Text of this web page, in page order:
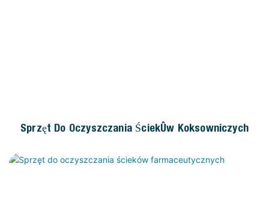
Sprzęt Do Oczyszczania Ścieków Koksowniczych